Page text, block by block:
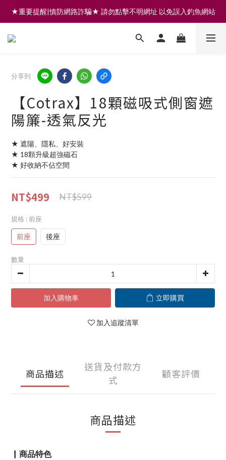
註冊會員享200元購物金 | 全館滿999免運 | 可門市取貨/安裝
★重要提醒|慎防網路詐騙★ 請勿點擊不明網址 以免誤入釣魚網站
註冊會員享200元購物金 | 全館滿999免運 | 可門市取貨/安裝
分享到
【Cotrax】18顆磁吸式側窗遮
陽簾-透氣反光
★ 遮陽、隱私、好安裝
★ 18顆升級超強磁石
★ 好收納不佔空間
NT$499 NT$599
規格 : 前座
前座 後座
數量
加入購物車 立即購買
加入追蹤清單
商品描述
送貨及付款方
式
顧客評價
商品描述
▏商品特色